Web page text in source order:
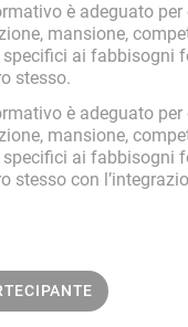
è adeguato per
mansione,
specifici ai fabbisogni
stesso.
è adeguato per
mansione,
specifici ai fabbisogni
stesso con